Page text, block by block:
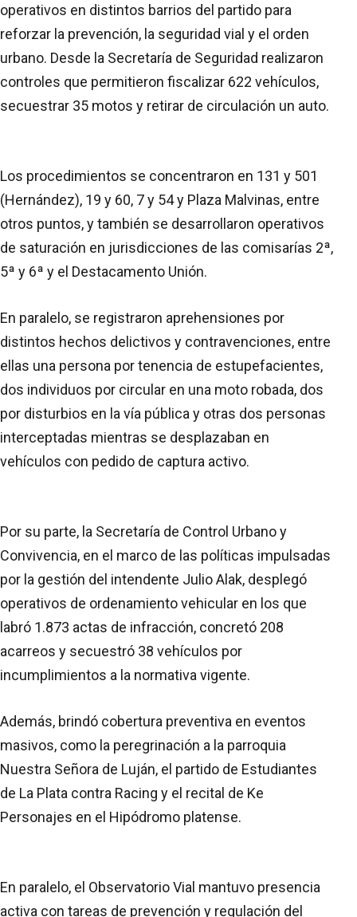
operativos en distintos barrios del partido para
reforzar la prevención, la seguridad vial y el orden
urbano. Desde la Secretaría de Seguridad realizaron
controles que permitieron fiscalizar 622 vehículos,
secuestrar 35 motos y retirar de circulación un auto.
Los procedimientos se concentraron en 131 y 501
(Hernández), 19 y 60, 7 y 54 y Plaza Malvinas, entre
otros puntos, y también se desarrollaron operativos
de saturación en jurisdicciones de las comisarías 2ª,
5ª y 6ª y el Destacamento Unión.
En paralelo, se registraron aprehensiones por
distintos hechos delictivos y contravenciones, entre
ellas una persona por tenencia de estupefacientes,
dos individuos por circular en una moto robada, dos
por disturbios en la vía pública y otras dos personas
interceptadas mientras se desplazaban en
vehículos con pedido de captura activo.
Por su parte, la Secretaría de Control Urbano y
Convivencia, en el marco de las políticas impulsadas
por la gestión del intendente Julio Alak, desplegó
operativos de ordenamiento vehicular en los que
labró 1.873 actas de infracción, concretó 208
acarreos y secuestró 38 vehículos por
incumplimientos a la normativa vigente.
Además, brindó cobertura preventiva en eventos
masivos, como la peregrinación a la parroquia
Nuestra Señora de Luján, el partido de Estudiantes
de La Plata contra Racing y el recital de Ke
Personajes en el Hipódromo platense.
En paralelo, el Observatorio Vial mantuvo presencia
activa con tareas de prevención y regulación del